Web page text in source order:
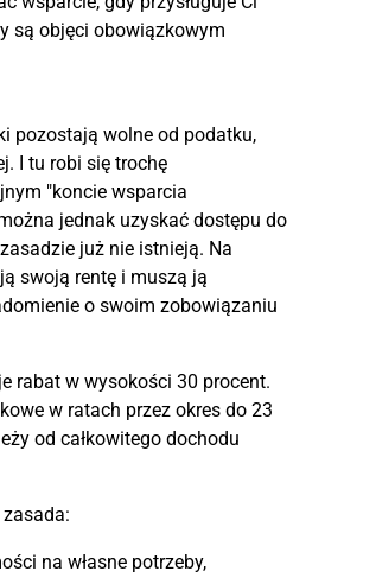
są objęci obowiązkowym
pozostają wolne od podatku,
I tu robi się trochę
"koncie wsparcia
jednak uzyskać dostępu do
już nie istnieją. Na
swoją rentę i muszą ją
o swoim zobowiązaniu
rabat w wysokości 30 procent.
w ratach przez okres do 23
od całkowitego dochodu
na własne potrzeby,